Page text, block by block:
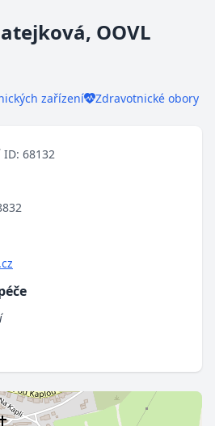
OOVL
zařízení Zdravotnické obory
68132